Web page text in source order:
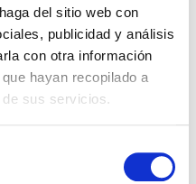
del sitio web con
publicidad y análisis
con otra información
hayan recopilado a
sus servicios.